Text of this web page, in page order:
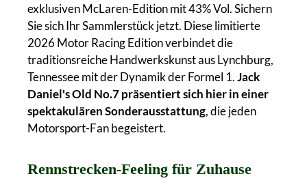
exklusiven McLaren-Edition mit 43% Vol. Sichern
Sie sich Ihr Sammlerstück jetzt. Diese limitierte
2026 Motor Racing Edition verbindet die
traditionsreiche Handwerkskunst aus Lynchburg,
Tennessee mit der Dynamik der Formel 1.Jack
Daniel's Old No.7 präsentiert sich hier in einer
spektakulären Sonderausstattung, die jeden
Motorsport-Fan begeistert.
Rennstrecken-Feeling für Zuhause